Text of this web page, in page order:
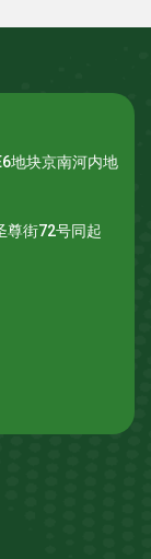
地块京南河内地
尊街72号同起